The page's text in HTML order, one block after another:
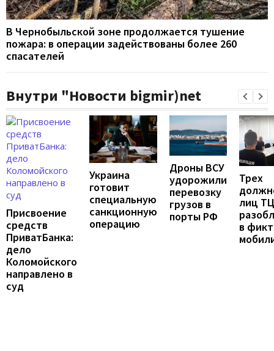
В Чернобыльской зоне продолжается тушение
пожара: в операции задействованы более 260
спасателей
Внутри "Новости bigmir)net
Присвоение
средств
ПриватБанка:
дело
Коломойского
направлено в
суд
Украина
готовит
специальную
санкционную
операцию
Дроны ВСУ
удорожили
перевозку
грузов в
порты РФ
Трех
лиц
в